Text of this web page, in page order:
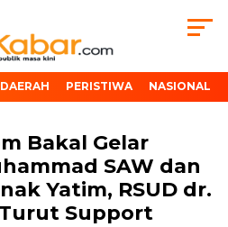
DAERAH PERISTIWA NASIONAL
Bakal Gelar
SAW dan
Yatim, RSUD dr.
Support